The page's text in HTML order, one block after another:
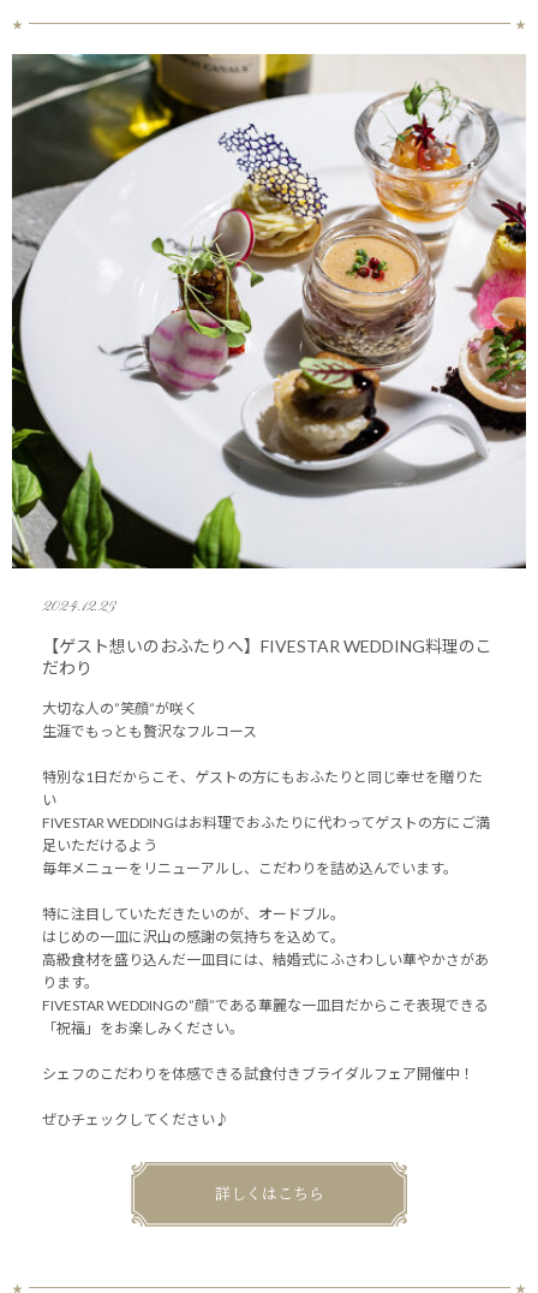
2024.12.23
【ゲスト想いのおふたりへ】FIVESTAR WEDDING料理のこ
だわり
大切な人の”笑顔”が咲く
生涯でもっとも贅沢なフルコース
特別な1日だからこそ、ゲストの方にもおふたりと同じ幸せを贈りた
い
FIVESTAR WEDDINGはお料理でおふたりに代わってゲストの方にご満
足いただけるよう
毎年メニューをリニューアルし、こだわりを詰め込んでいます。
特に注目していただきたいのが、オードブル。
はじめの一皿に沢山の感謝の気持ちを込めて。
高級食材を盛り込んだ一皿目には、結婚式にふさわしい華やかさがあ
ります。
FIVESTAR WEDDINGの”顔”である華麗な一皿目だからこそ表現できる
「祝福」をお楽しみください。
シェフのこだわりを体感できる試食付きブライダルフェア開催中！
ぜひチェックしてください♪
詳しくはこちら